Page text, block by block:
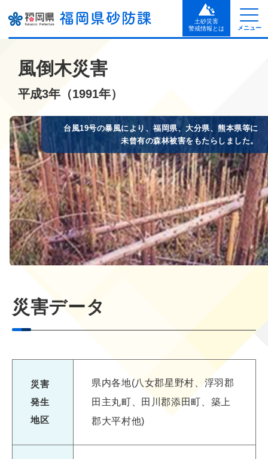
土砂災害
警戒情報とは
メニュー
風倒木災害
平成3年（1991年）
台風19号の暴風により、福岡県、大分県、熊本県等に
未曾有の森林被害をもたらしました。
災害データ
災害
発生
地区
県内各地(八女郡星野村、浮羽郡
田主丸町、田川郡添田町、築上
郡大平村他)